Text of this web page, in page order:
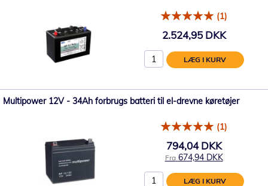
(1)
2.524,95 DKK
LÆG I KURV
Multipower 12V - 34Ah forbrugs batteri til el-drevne køretøjer
(1)
794,04 DKK
Fra 674,94 DKK
LÆG I KURV